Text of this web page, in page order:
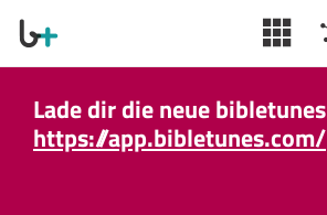
Lade dir die neue
https://app.bibletunes.com/